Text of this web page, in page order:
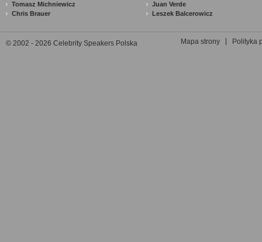
Tomasz Michniewicz
Chris Brauer
Juan Verde
Leszek Balcerowicz
© 2002 - 2026 Celebrity Speakers Polska Mapa strony Polityka